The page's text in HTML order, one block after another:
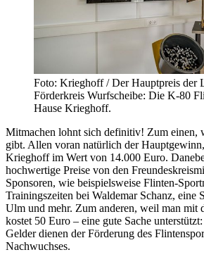
Foto: Krieghoff / Der Hauptpreis der
Förderkreis Wurfscheibe: Die K-80
Hause Krieghoff.
Mitmachen lohnt sich definitiv! Zum einen,
gibt. Allen voran natürlich der
Krieghoff im Wert von 14.000 Euro.
hochwertige Preise von den
Sponsoren, wie beispielsweise Flinten-
Trainingszeiten bei Waldemar Schanz, eine
Ulm und mehr. Zum anderen, weil man mit
kostet 50 Euro – eine gute Sache
Gelder dienen der Förderung des
Nachwuchses.